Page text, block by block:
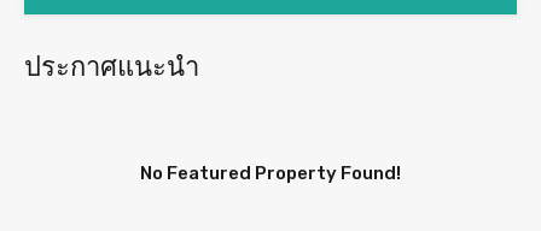
ประกาศแนะนำ
No Featured Property Found!